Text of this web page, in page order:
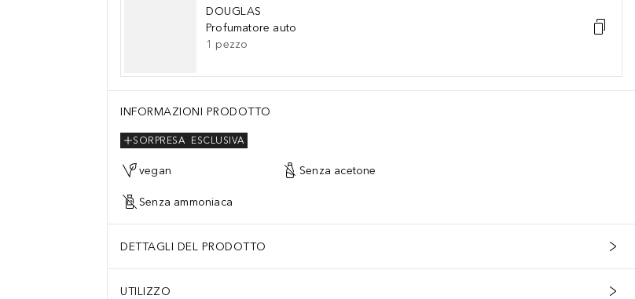
DOUGLAS
Profumatore auto
1 pezzo
INFORMAZIONI PRODOTTO
ESCLUSIVA
SORPRESA
vegan Senza acetone
Senza ammoniaca
DETTAGLI DEL PRODOTTO
UTILIZZO